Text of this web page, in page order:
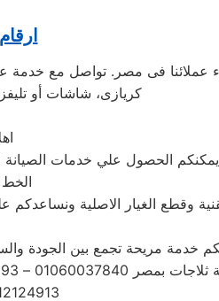
عملائنا فى مصر. تواصل مع خدمة
كريازى، شاشات أو
الحصول علي خدمات الصيانة
الخط
وقطع الغيار الاصلية ونساعدكم
خدمة مريحة تجمع بين الجودة